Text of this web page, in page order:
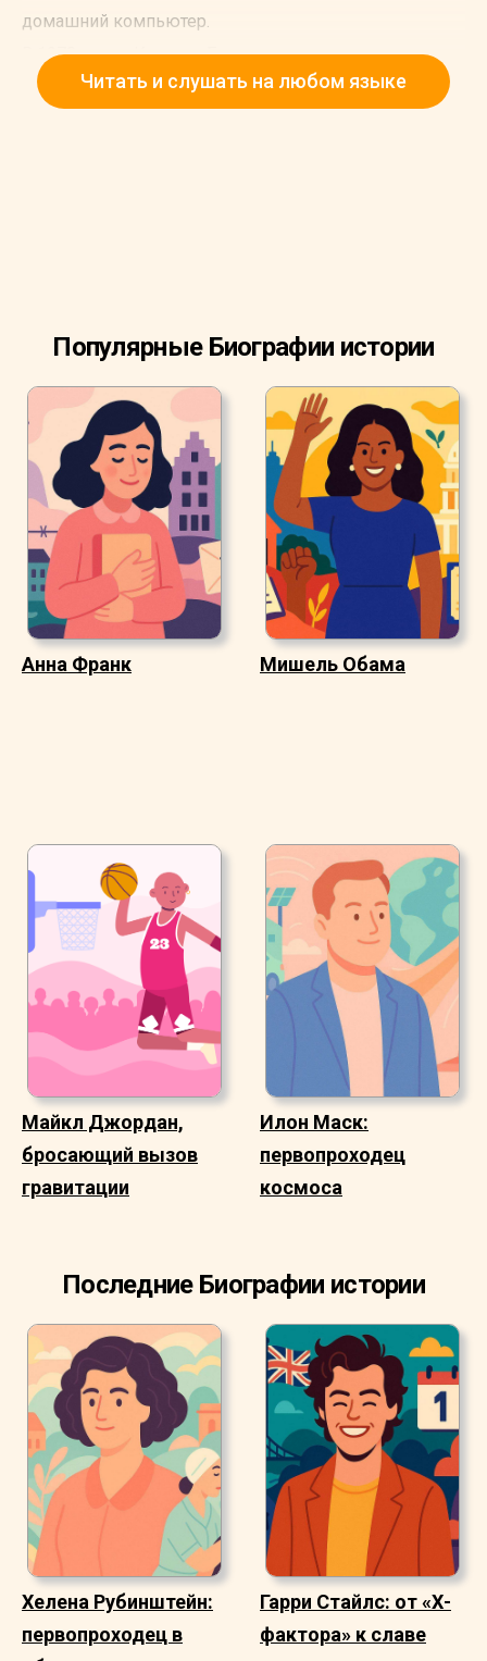
домашний компьютер.
В 1978 году у Крисанн Бреннан родилась первая дочь
Джобса, Лиза. Сначала Джобс отрицал, что Лиза была
Читать и слушать на любом языке
Популярные Биографии истории
Анна Франк Мишель Обама
Майкл Джордан,
бросающий вызов
гравитации
Илон Маск:
первопроходец
космоса
Последние Биографии истории
Хелена Рубинштейн:
первопроходец в
Гарри Стайлс: от «Х-
фактора» к славе